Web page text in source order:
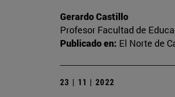
Gerardo Castillo
Profesor Facultad de
Publicado en: El Norte de
23 | 11 | 2022